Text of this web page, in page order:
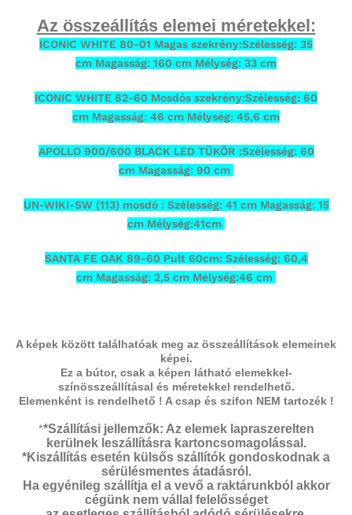
Az összeállítás elemei méretekkel:
ICONIC WHITE 80-01 Magas szekrény:Szélesség: 35
cm Magasság: 160 cm Mélység: 33 cm
ICONIC WHITE 82-60 Mosdós szekrény:Szélesség: 60
cm Magasság: 46 cm Mélység: 45,6 cm
APOLLO 900/600 BLACK LED TÜKÖR :Szélesség: 60
cm Magasság: 90 cm
UN-WIKI-SW (113) mosdó : Szélesség: 41 cm Magasság: 15
cm Mélység:41cm
SANTA FE OAK 89-60 Pult 60cm: Szélesség: 60,4
cm Magasság: 2,5 cm Mélység:46 cm
A képek között találhatóak meg az összeállítások elemeinek
képei.
Ez a bútor, csak a képen látható elemekkel-
színösszeállításal és méretekkel rendelhető.
Elemenként is rendelhető ! A csap és szifon NEM tartozék !
**Szállítási jellemzők: Az elemek lapraszerelten
kerülnek leszállításra kartoncsomagolással.
*Kiszállítás esetén külsős szállítók gondoskodnak a
sérülésmentes átadásról.
Ha egyénileg szállítja el a vevő a raktárunkból akkor
cégünk nem vállal felelősséget